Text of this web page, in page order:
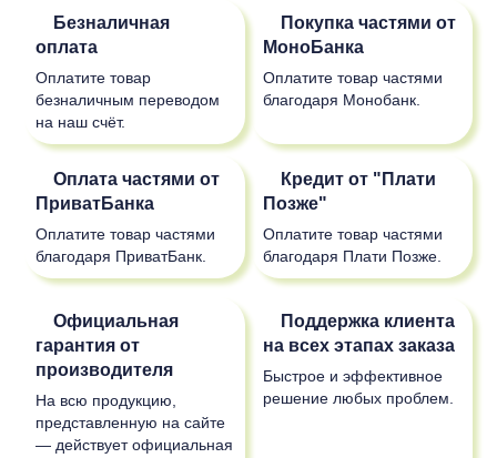
Безналичная
оплата
Оплатите товар
безналичным переводом
на наш счёт.
Покупка частями от
МоноБанка
Оплатите товар частями
благодаря Монобанк.
Оплата частями от
ПриватБанка
Оплатите товар частями
благодаря ПриватБанк.
Кредит от "Плати
Позже"
Оплатите товар частями
благодаря Плати Позже.
Официальная
гарантия от
производителя
На всю продукцию,
представленную на сайте
— действует официальная
Поддержка клиента
на всех этапах заказа
Быстрое и эффективное
решение любых проблем.